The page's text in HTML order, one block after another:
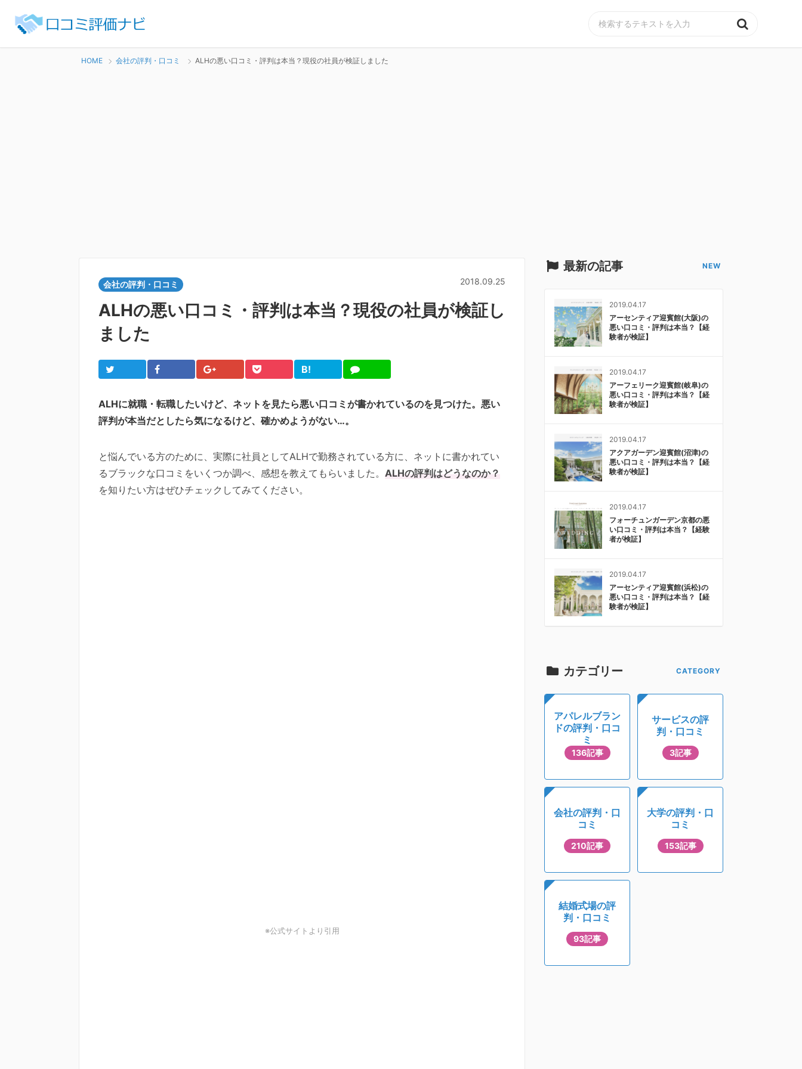
HOME 会社の評判・口コミ ALHの悪い口コミ・評判は本当？現役の社員が検証しました
会社の評判・口コミ 2018.09.25
ALHの悪い口コミ・評判は本当？現役の社員が検証し
ました
Twitter Facebook Google+ Pocket
B!
は
ブ
LINE
ALHに就職・転職したいけど、ネットを見たら悪い口コミが書かれているのを見つけた。悪い
評判が本当だとしたら気になるけど、確かめようがない…。
と悩んでいる方のために、実際に社員としてALHで勤務されている方に、ネットに書かれてい
るブラックな口コミをいくつか調べ、感想を教えてもらいました。 ALHの評判はどうなのか？
を知りたい方はぜひチェックしてみてください。
※公式サイトより引用
最新の記事
2019.04.17
アーセンティア迎賓館(大阪)の
悪い口コミ・評判は本当？【経
験者が検証】
2019.04.17
アーフェリーク迎賓館(岐阜)の
悪い口コミ・評判は本当？【経
験者が検証】
2019.04.17
アクアガーデン迎賓館(沼津)の
悪い口コミ・評判は本当？【経
験者が検証】
2019.04.17
フォーチュンガーデン京都の悪
い口コミ・評判は本当？【経験
者が検証】
2019.04.17
アーセンティア迎賓館(浜松)の
悪い口コミ・評判は本当？【経
験者が検証】
カテゴリー
アパレルブラン
ドの評判・口コ
ミ
136記事
サービスの評
判・口コミ
3記事
会社の評判・口
コミ
210記事
大学の評判・口
コミ
153記事
結婚式場の評
判・口コミ
93記事